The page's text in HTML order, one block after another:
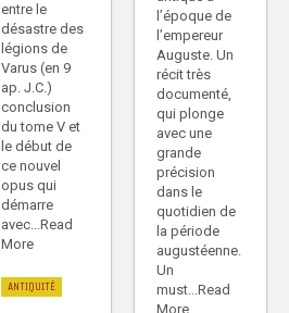
entre le
désastre des
légions de
Varus (en 9
ap. J.C.)
conclusion
du tome V et
le début de
ce nouvel
opus qui
démarre
avec...Read
More
ANTIQUITÉ
l’époque de
l’empereur
Auguste. Un
récit très
documenté,
qui plonge
avec une
grande
précision
dans le
quotidien de
la période
augustéenne.
Un
must...Read
More